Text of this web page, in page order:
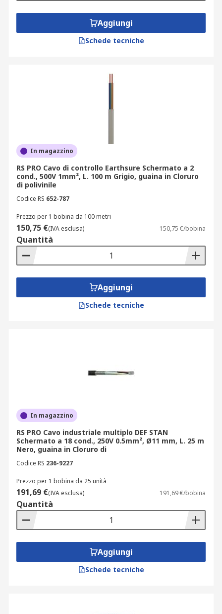
Aggiungi
Schede tecniche
In magazzino
RS PRO Cavo di controllo Earthsure Schermato a 2
cond., 500V 1mm², L. 100 m Grigio, guaina in Cloruro
di polivinile
Codice RS 652-787
Prezzo per 1 bobina da 100 metri
150,75 €(IVA esclusa) 150,75 €/bobina
Quantità
Aggiungi
Schede tecniche
In magazzino
RS PRO Cavo industriale multiplo DEF STAN
Schermato a 18 cond., 250V 0.5mm², Ø11 mm, L. 25 m
Nero, guaina in Cloruro di
Codice RS 236-9227
Prezzo per 1 bobina da 25 unità
191,69 €(IVA esclusa) 191,69 €/bobina
Quantità
Aggiungi
Schede tecniche